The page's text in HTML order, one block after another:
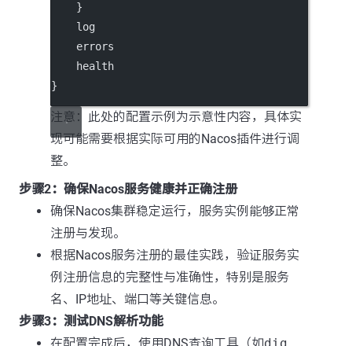
    }
log
errors
health
}
注意：此处的配置示例为示意性内容，具体实
现可能需要根据实际可用的Nacos插件进行调
整。
步骤2：确保Nacos服务健康并正确注册
确保Nacos集群稳定运行，服务实例能够正常
注册与发现。
根据Nacos服务注册的最佳实践，验证服务实
例注册信息的完整性与准确性，特别是服务
名、IP地址、端口等关键信息。
步骤3：测试DNS解析功能